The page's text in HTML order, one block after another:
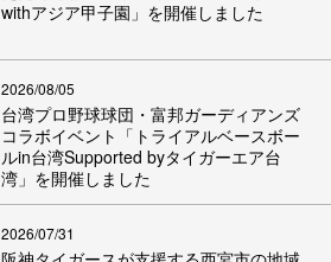
withアジア甲子園」を開催しました
2026/08/05
台湾プロ野球球団・富邦ガーディアンズ
コラボイベント「トライアルベースボー
ルin台湾Supported byタイガーエア台
湾」を開催しました
2026/07/31